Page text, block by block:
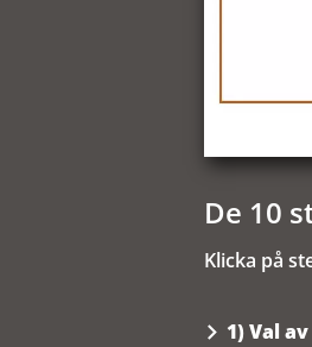
Klicka på
De 10
1) Val